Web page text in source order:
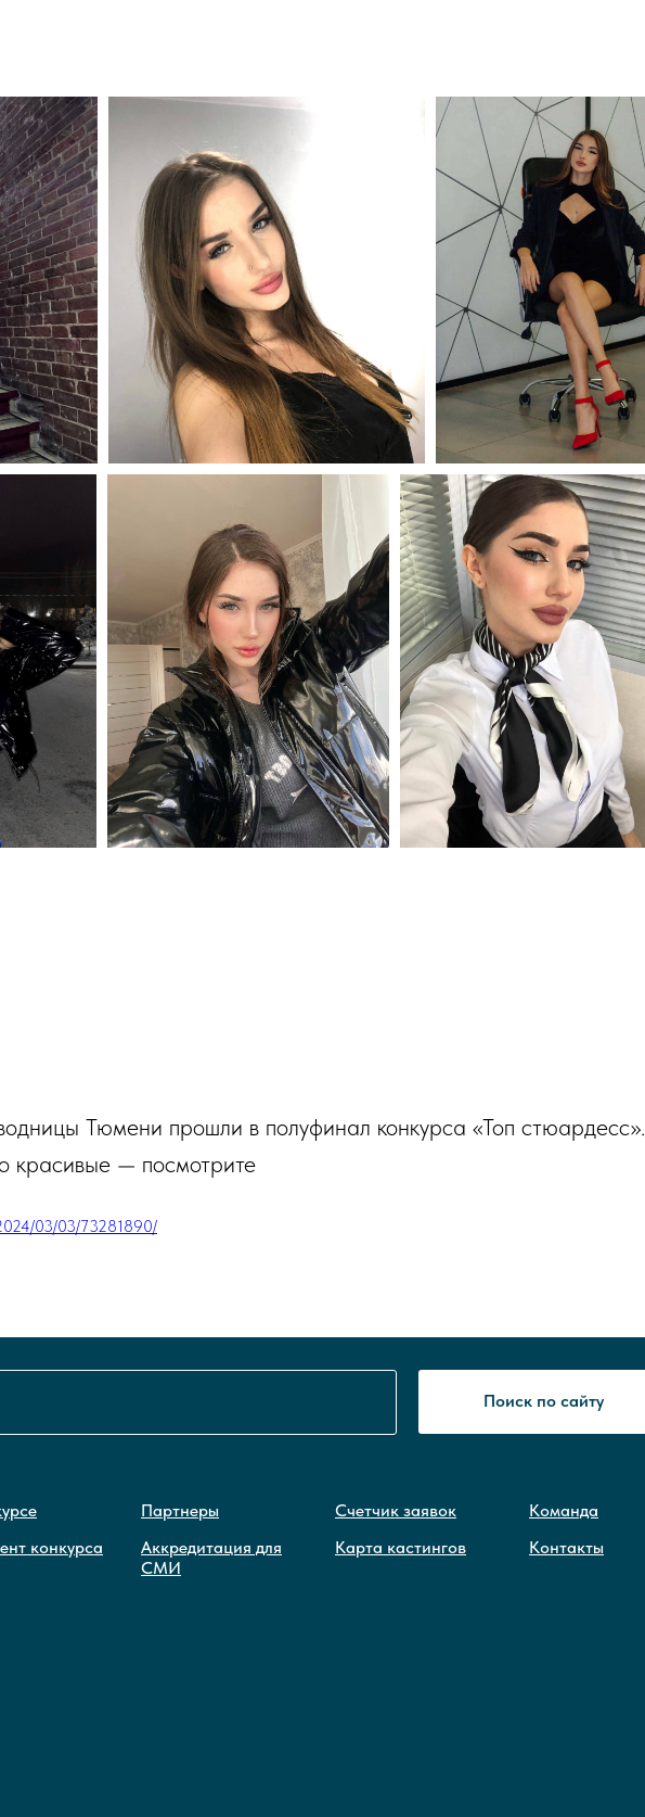
Тюмени прошли в полуфинал конкурса «Топ стюардесс».
красивые — посмотрите
03/03/73281890/
Поиск по сайту
конкурса
Партнеры
Аккредитация для
СМИ
Счетчик заявок
Карта кастингов
Команда
Контакты